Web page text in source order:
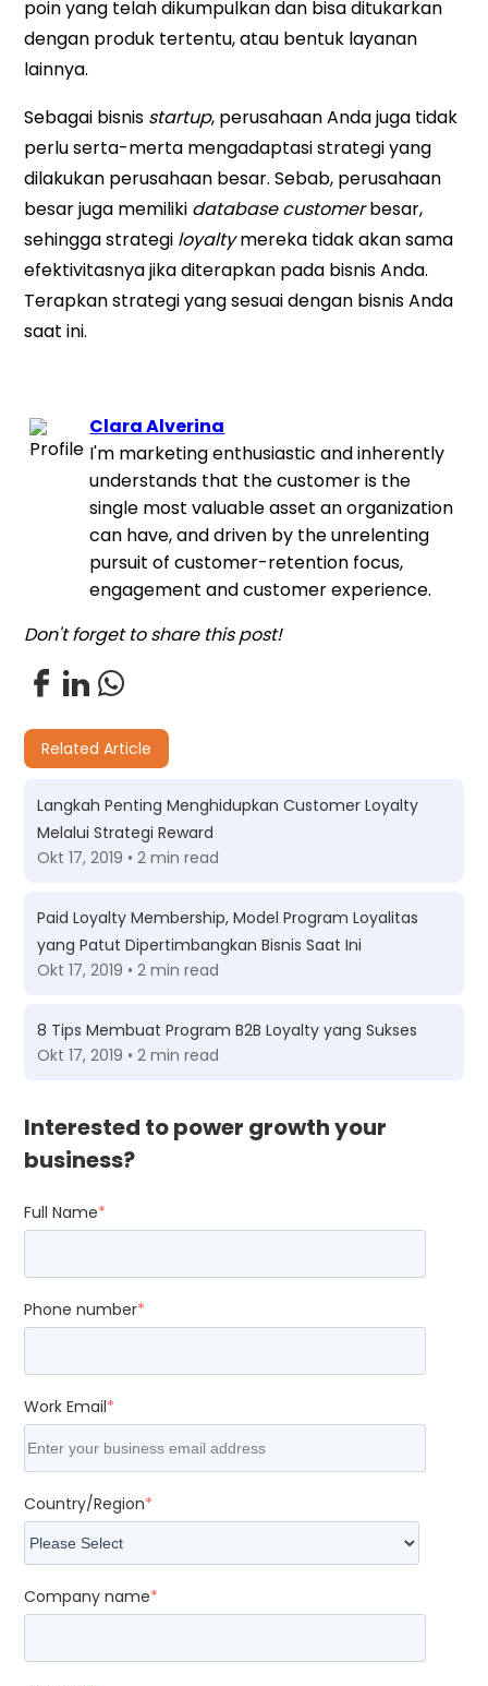
poin yang telah dikumpulkan dan bisa ditukarkan
dengan produk tertentu, atau bentuk layanan
lainnya.
Sebagai bisnis startup, perusahaan Anda juga tidak
perlu serta-merta mengadaptasi strategi yang
dilakukan perusahaan besar. Sebab, perusahaan
besar juga memiliki database customerbesar,
sehingga strategi loyaltymereka tidak akan sama
efektivitasnya jika diterapkan pada bisnis Anda.
Terapkan strategi yang sesuai dengan bisnis Anda
saat ini.
Clara Alverina
I'm marketing enthusiastic and inherently
understands that the customer is the
single most valuable asset an organization
can have, and driven by the unrelenting
pursuit of customer-retention focus,
engagement and customer experience.
Don't forget to share this post!
Related Article
Langkah Penting Menghidupkan Customer Loyalty
Melalui Strategi Reward
Okt 17, 2019 • 2 min read
Paid Loyalty Membership, Model Program Loyalitas
yang Patut Dipertimbangkan Bisnis Saat Ini
Okt 17, 2019 • 2 min read
8 Tips Membuat Program B2B Loyalty yang Sukses
Okt 17, 2019 • 2 min read
Interested to power growth your
business?
Full Name*
Phone number*
Work Email*
Country/Region*
Company name*